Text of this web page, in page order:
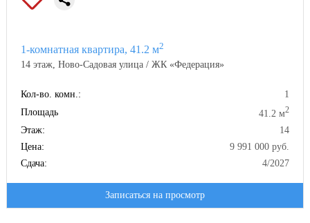
1-комнатная квартира, 41.2 м2
14 этаж, Ново-Садовая улица / ЖК «Федерация»
Кол-во. комн.:
1
Площадь
41.2 м2
Этаж:
14
Цена:
9 991 000 руб.
Сдача:
4/2027
Записаться на просмотр